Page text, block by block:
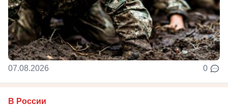
07.08.2026 0
В России